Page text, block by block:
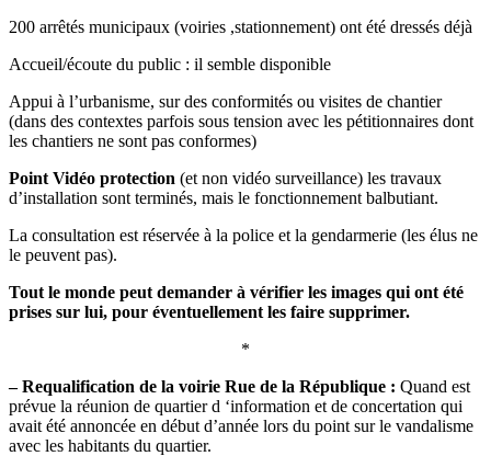
200 arrêtés municipaux (voiries ,stationnement) ont été dressés déjà
Accueil/écoute du public : il semble disponible
Appui à l’urbanisme, sur des conformités ou visites de chantier
(dans des contextes parfois sous tension avec les pétitionnaires dont
les chantiers ne sont pas conformes)
Point Vidéo protection (et non vidéo surveillance) les travaux
d’installation sont terminés, mais le fonctionnement balbutiant.
La consultation est réservée à la police et la gendarmerie (les élus ne
le peuvent pas).
Tout le monde peut demander à vérifier les images qui ont été
prises sur lui, pour éventuellement les faire supprimer.
*
– Requalification de la voirie Rue de la République : Quand est
prévue la réunion de quartier d ‘information et de concertation qui
avait été annoncée en début d’année lors du point sur le vandalisme
avec les habitants du quartier.